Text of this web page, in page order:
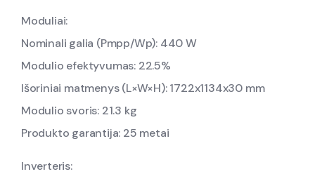
Moduliai:
Nominali galia (Pmpp/Wp): 440 W
Modulio efektyvumas: 22.5%
Išoriniai matmenys (L×W×H): 1722x1134x30 mm
Modulio svoris: 21.3 kg
Produkto garantija: 25 metai
Inverteris: